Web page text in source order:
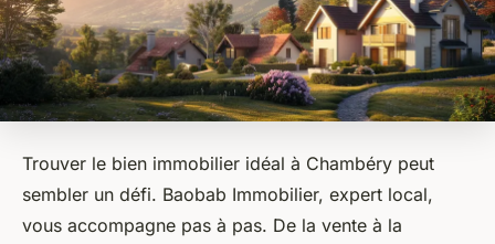
Trouver le bien immobilier idéal à Chambéry peut
sembler un défi. Baobab Immobilier, expert local,
vous accompagne pas à pas. De la vente à la